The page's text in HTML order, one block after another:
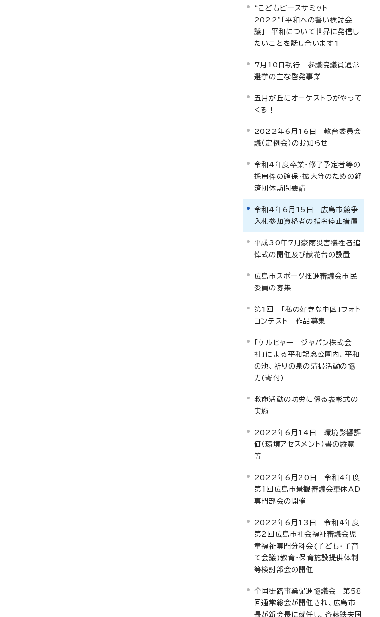
“こどもピースサミット
2022”「平和への誓い検討会
議」 平和について世界に発信し
たいことを話し合います1
7月10日執行 参議院議員通常
選挙の主な啓発事業
五月が丘にオーケストラがやって
くる！
2022年6月16日 教育委員会
議（定例会）のお知らせ
令和4年度卒業・修了予定者等の
採用枠の確保・拡大等のための経
済団体訪問要請
令和4年6月15日 広島市競争
入札参加資格者の指名停止措置
平成30年7月豪雨災害犠牲者追
悼式の開催及び献花台の設置
広島市スポーツ推進審議会市民
委員の募集
第1回 「私の好きな中区」フォト
コンテスト 作品募集
「ケルヒャー ジャパン株式会
社」による平和記念公園内、平和
の池、祈りの泉の清掃活動の協
力(寄付)
救命活動の功労に係る表彰式の
実施
2022年6月14日 環境影響評
価（環境アセスメント）書の縦覧
等
2022年6月20日 令和4年度
第1回広島市景観審議会車体AD
専門部会の開催
2022年6月13日 令和4年度
第2回広島市社会福祉審議会児
童福祉専門分科会(子ども・子育
て会議)教育・保育施設提供体制
等検討部会の開催
全国街路事業促進協議会 第58
回通常総会が開催され、広島市
長が新会長に就任し、斉藤鉄夫国